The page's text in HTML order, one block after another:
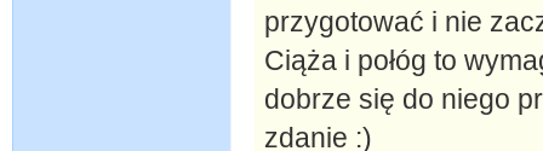
przygotować i nie
Ciąża i połóg to
dobrze się do niego
zdanie :)